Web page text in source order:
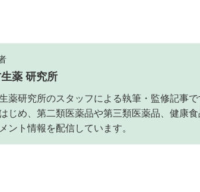
薬 研究所
薬研究所のスタッフによる執筆・監修記事で
じめ、第二類医薬品や第三類医薬品、健康食
ント情報を配信しています。